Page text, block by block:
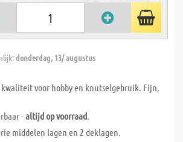
donderdag, 13/ augustus
kwaliteit voor hobby en knutselgebruik. Fijn,
-altijd op voorraad.
middelen lagen en 2 deklagen.